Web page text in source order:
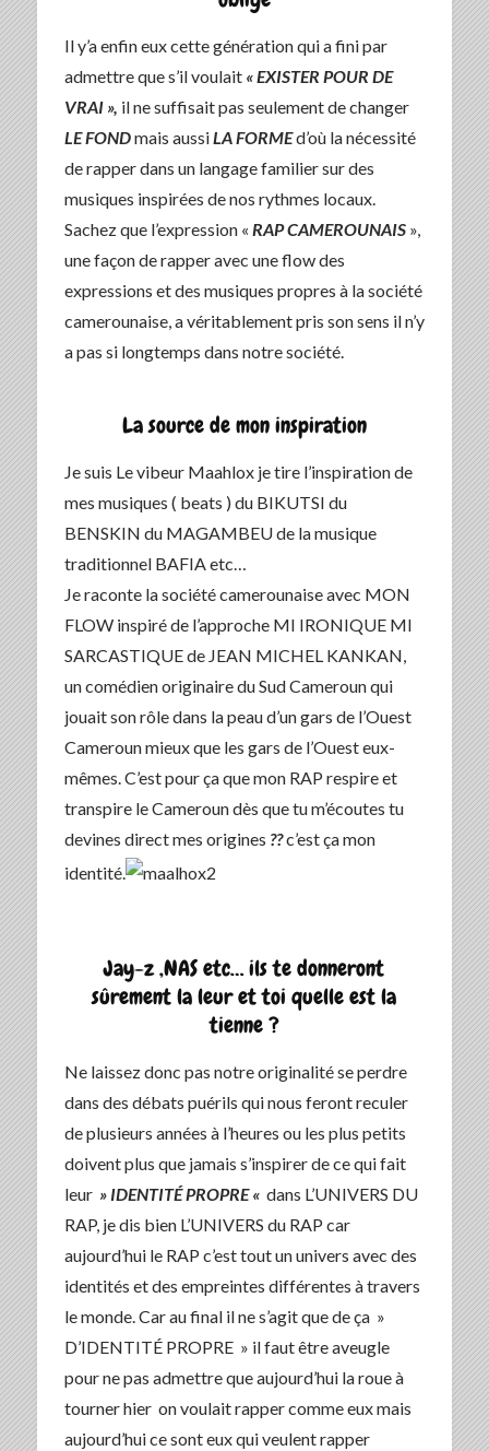
Il y’a enfin eux cette génération qui a fini par
admettre que s’il voulait « EXISTER POUR DE
VRAI », il ne suffisait pas seulement de changer
LE FONDmais aussiLA FORMEd’où la nécessité
de rapper dans un langage familier sur des
musiques inspirées de nos rythmes locaux.
Sachez que l’expression « RAP CAMEROUNAIS»,
une façon de rapper avec une flow des
expressions et des musiques propres à la société
camerounaise, a véritablement pris son sens il n’y
a pas si longtemps dans notre société.
La source de mon inspiration
Je suis Le vibeur Maahlox je tire l’inspiration de
mes musiques ( beats ) du BIKUTSI du
BENSKIN du MAGAMBEU de la musique
traditionnel BAFIA etc…
Je raconte la société camerounaise avec MON
FLOW inspiré de l’approche MI IRONIQUE MI
SARCASTIQUE de JEAN MICHEL KANKAN,
un comédien originaire du Sud Cameroun qui
jouait son rôle dans la peau d’un gars de l’Ouest
Cameroun mieux que les gars de l’Ouest eux-
mêmes. C’est pour ça que mon RAP respire et
transpire le Cameroun dès que tu m’écoutes tu
devines direct mes origines ??c’est ça mon
identité.
Jay-z ,NAS etc… ils te donneront
sûrement la leur et toi quelle est la
tienne ?
Ne laissez donc pas notre originalité se perdre
dans des débats puérils qui nous feront reculer
de plusieurs années à l’heures ou les plus petits
doivent plus que jamais s’inspirer de ce qui fait
leur » IDENTITÉ PROPRE « dans L’UNIVERS DU
RAP, je dis bien L’UNIVERS du RAP car
aujourd’hui le RAP c’est tout un univers avec des
identités et des empreintes différentes à travers
le monde. Car au final il ne s’agit que de ça »
D’IDENTITÉ PROPRE » il faut être aveugle
pour ne pas admettre que aujourd’hui la roue à
tourner hier on voulait rapper comme eux mais
aujourd’hui ce sont eux qui veulent rapper